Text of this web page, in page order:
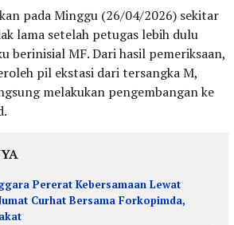
pada Minggu (26/04/2026) sekitar
lama setelah petugas lebih dulu
berinisial MF. Dari hasil pemeriksaan,
pil ekstasi dari tersangka M,
melakukan pengembangan ke
Pererat Kebersamaan Lewat
Curhat Bersama Forkopimda,